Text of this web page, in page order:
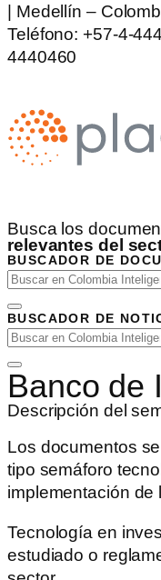
| Medellín –
Teléfono: +57-4-
4440460
Busca los
relevantes del
BUSCADOR DE
BUSCADOR DE
Banco de
Descripción del
Los documentos
tipo semáforo
implementación
Tecnología en
estudiado o